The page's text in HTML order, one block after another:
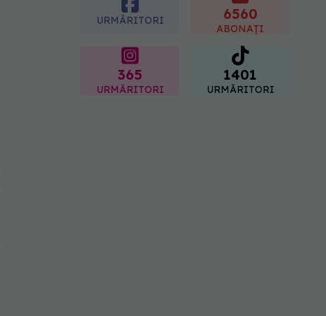
08.08.2026, 13:00
URMĂRITORI 6560
ABONAȚI
365
URMĂRITORI
1401
URMĂRITORI